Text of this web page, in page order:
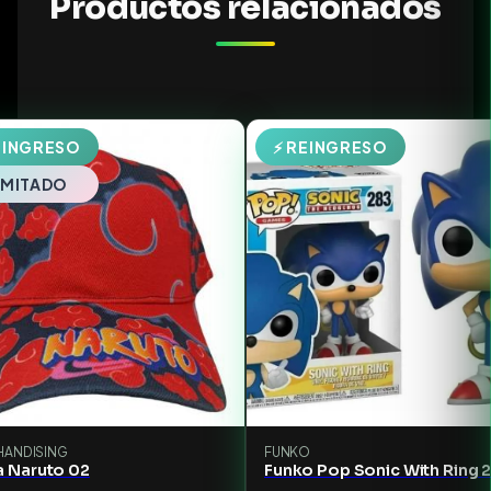
Naruto 02
⚡ REINGRESO
FUNKO
Funko Pop Sonic With Ring